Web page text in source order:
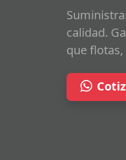
calidad.
que